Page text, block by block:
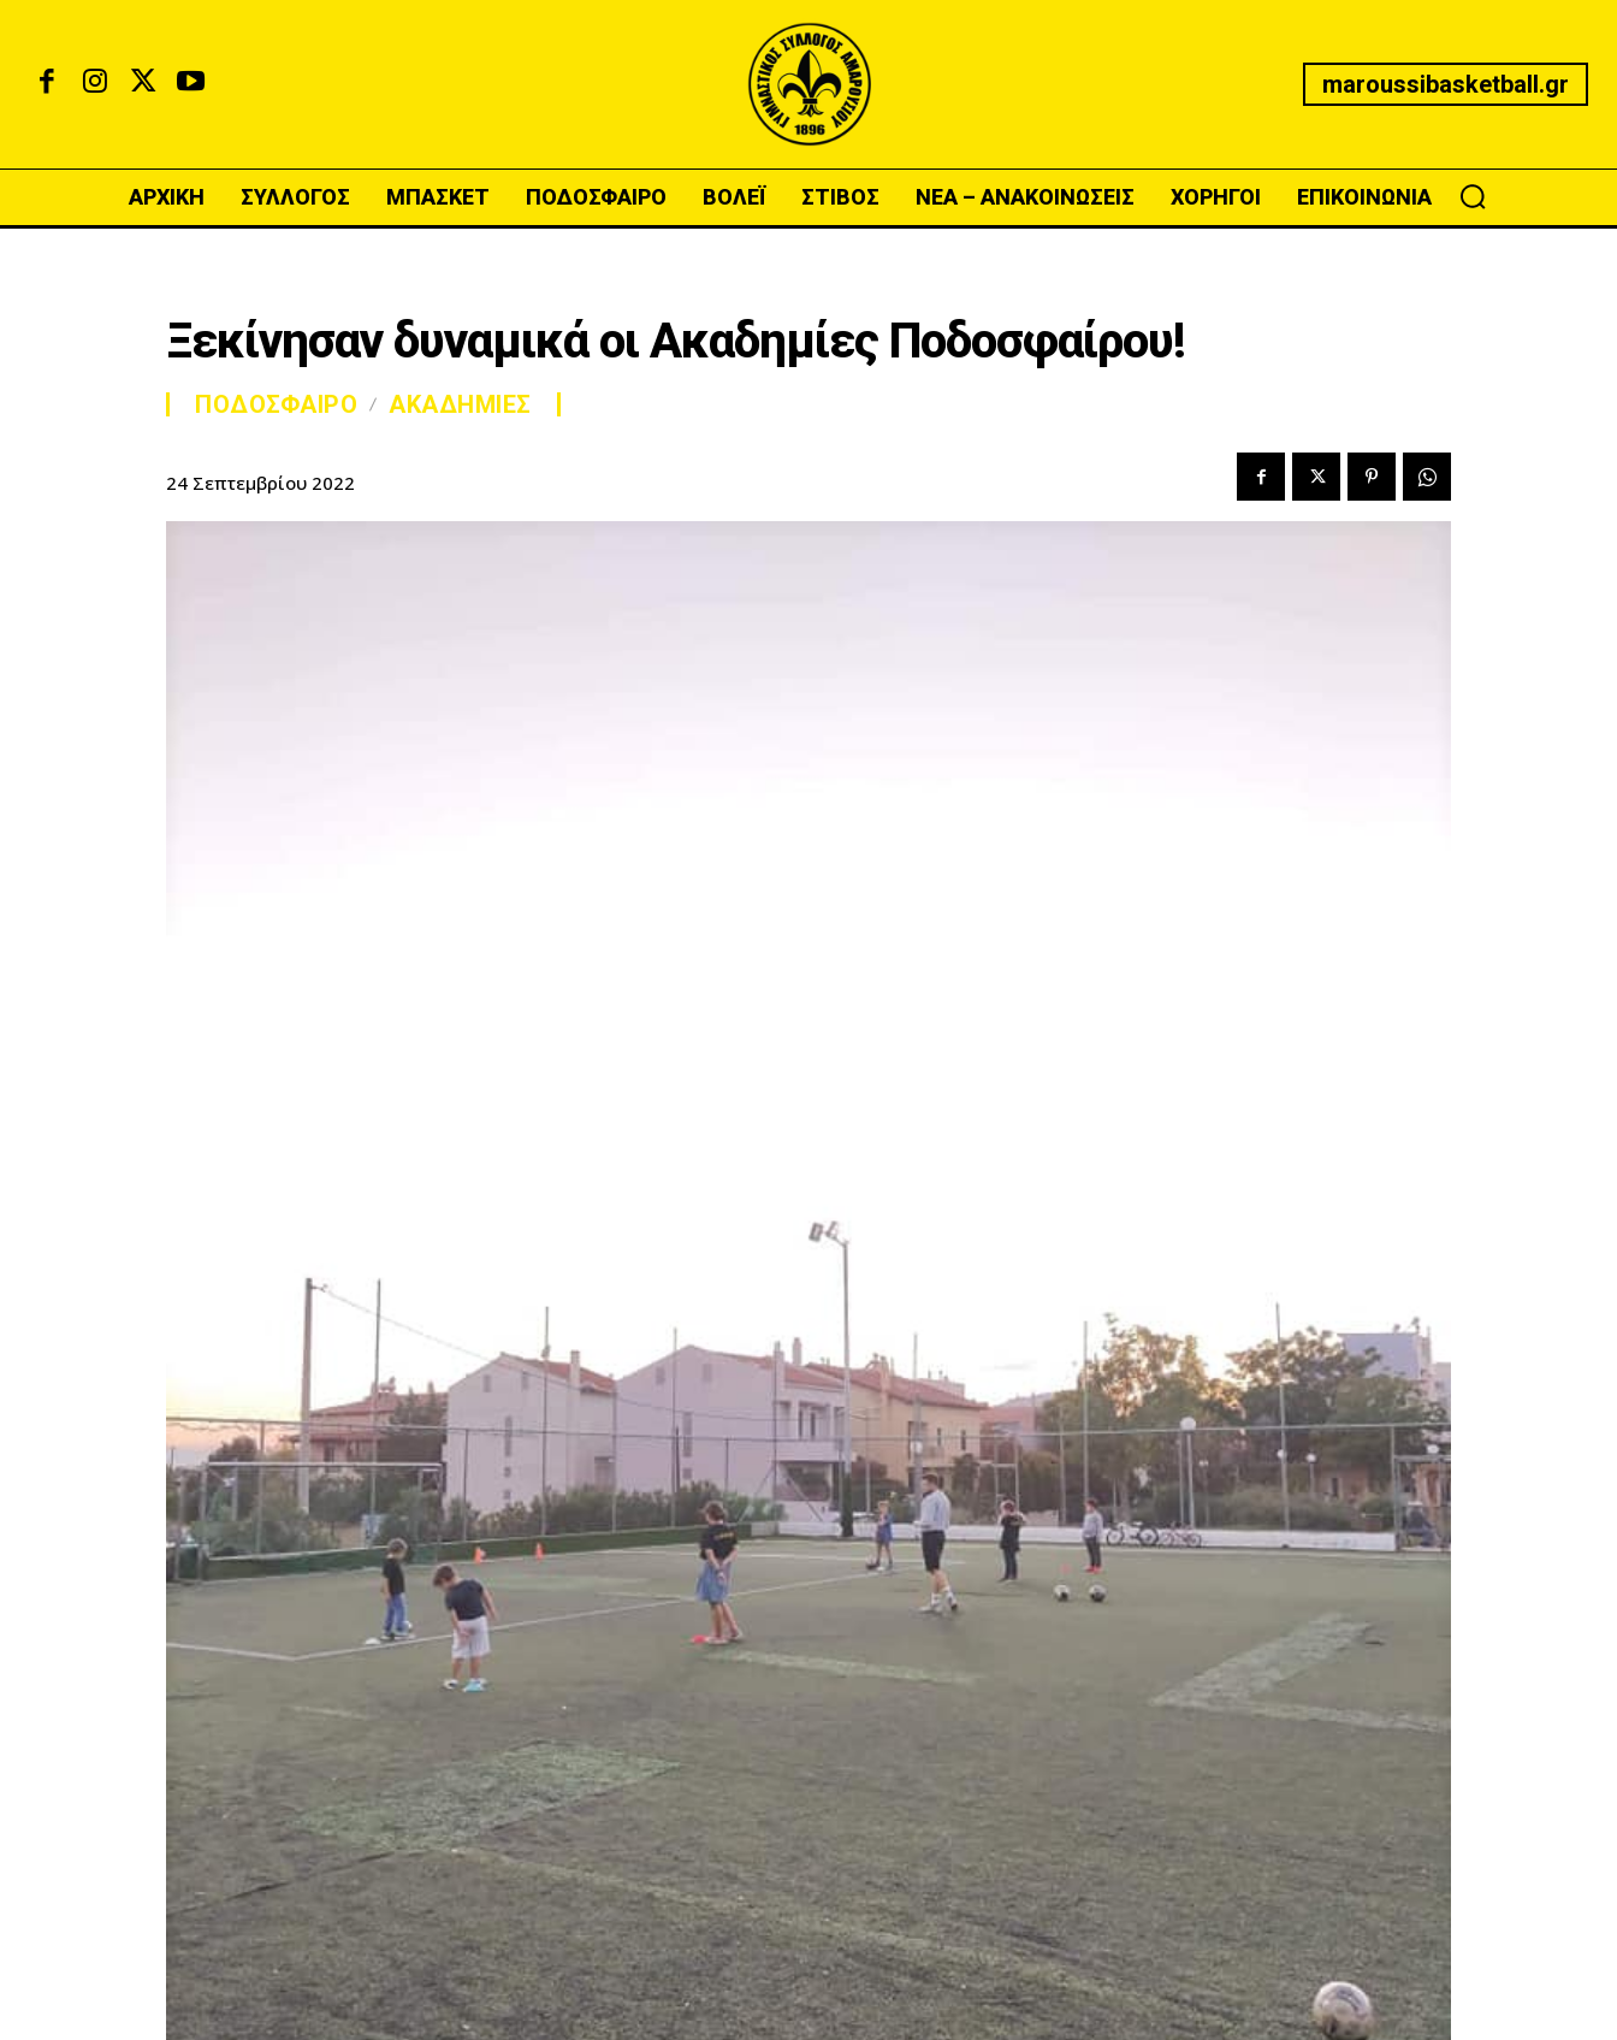
maroussibasketball.gr
ΑΡΧΙΚΗ ΣΥΛΛΟΓΟΣ ΜΠΑΣΚΕΤ ΠΟΔΟΣΦΑΙΡΟ ΒΟΛΕΪ ΣΤΙΒΟΣ ΝΕΑ – ΑΝΑΚΟΙΝΩΣΕΙΣ ΧΟΡΗΓΟΙ ΕΠΙΚΟΙΝΩΝΙΑ
Ξεκίνησαν δυναμικά οι Ακαδημίες Ποδοσφαίρου!
ΠΟΔΟΣΦΑΙΡΟ ΑΚΑΔΗΜΙΕΣ
24 Σεπτεμβρίου 2022